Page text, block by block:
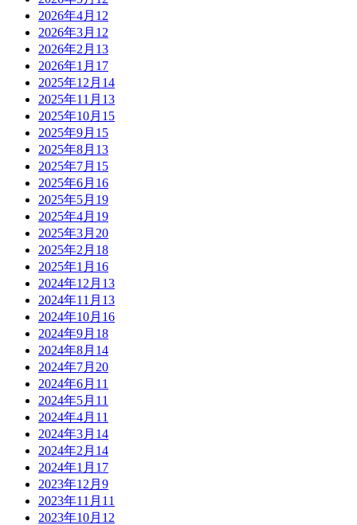
2026年4月 12
2026年3月 12
2026年2月 13
2026年1月 17
2025年12月 14
2025年11月 13
2025年10月 15
2025年9月 15
2025年8月 13
2025年7月 15
2025年6月 16
2025年5月 19
2025年4月 19
2025年3月 20
2025年2月 18
2025年1月 16
2024年12月 13
2024年11月 13
2024年10月 16
2024年9月 18
2024年8月 14
2024年7月 20
2024年6月 11
2024年5月 11
2024年4月 11
2024年3月 14
2024年2月 14
2024年1月 17
2023年12月 9
2023年11月 11
2023年10月 12